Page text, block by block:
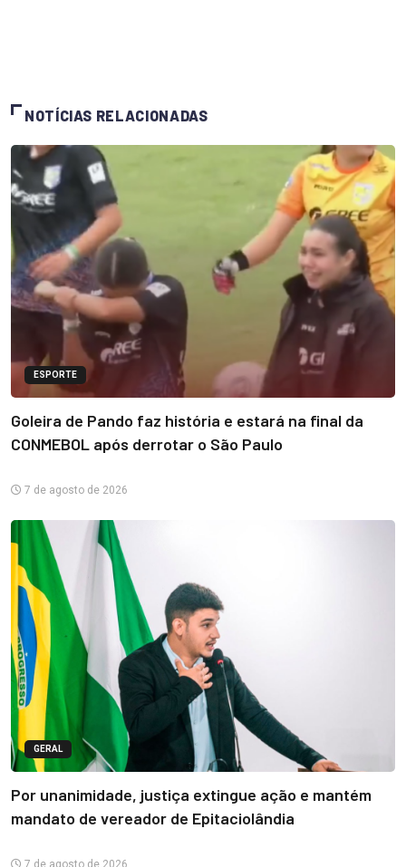
NOTÍCIAS RELACIONADAS
ESPORTE
Goleira de Pando faz história e estará na final da
CONMEBOL após derrotar o São Paulo
7 de agosto de 2026
GERAL
Por unanimidade, justiça extingue ação e mantém
mandato de vereador de Epitaciolândia
7 de agosto de 2026